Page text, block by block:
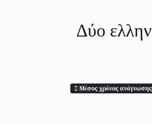
Δύο
Μέσος χρόνος